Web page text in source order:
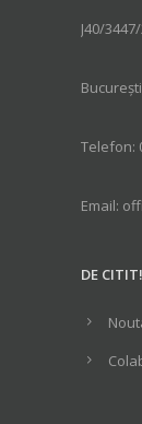
J40/
Telefon:
Email:
DE CITIT!